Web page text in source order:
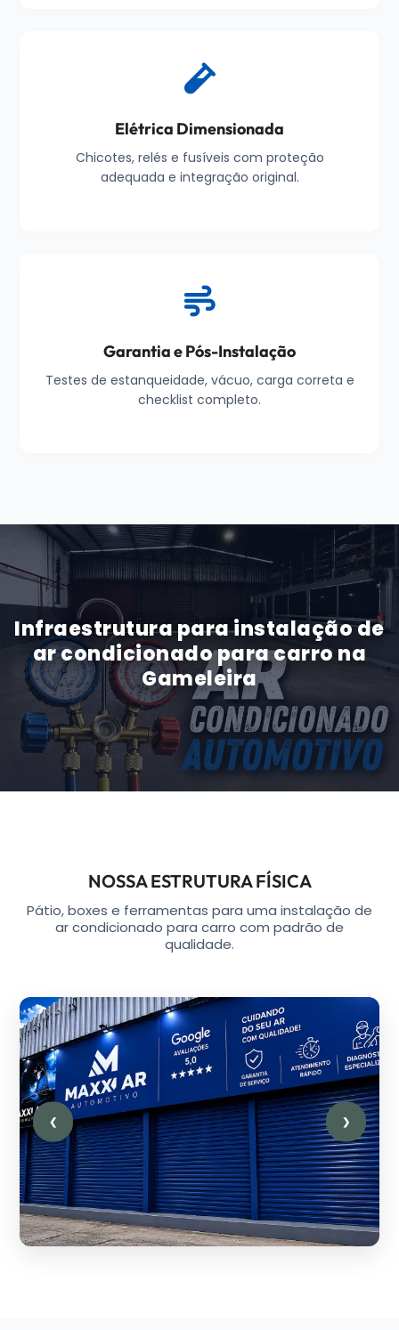
Elétrica Dimensionada
Chicotes, relés e fusíveis com proteção
adequada e integração original.
Garantia e Pós-Instalação
Testes de estanqueidade, vácuo, carga correta e
checklist completo.
Infraestrutura para instalação de
ar condicionado para carro na
Gameleira
NOSSA ESTRUTURA FÍSICA
Pátio, boxes e ferramentas para uma instalação de
ar condicionado para carro com padrão de
qualidade.
❮ ❯